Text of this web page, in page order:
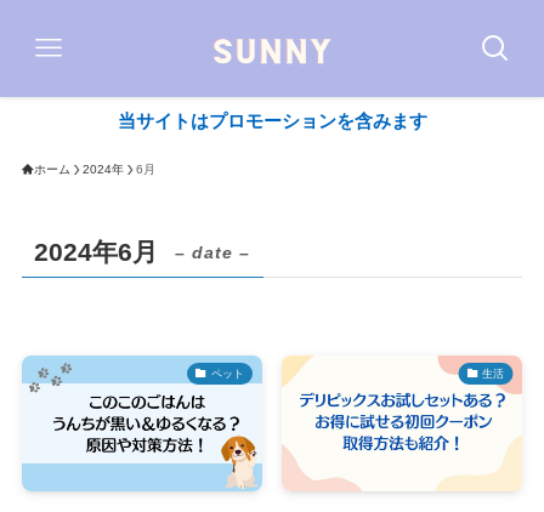
当サイトはプロモーションを含みます
ホーム 2024年 6月
2024年6月 – date –
ペット 生活